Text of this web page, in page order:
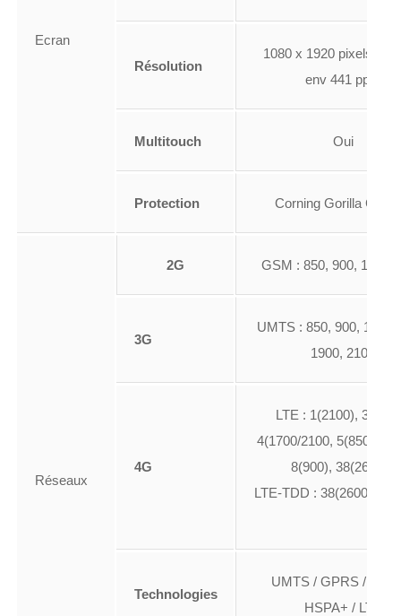
Ecran
Résolution
1080 x 1920 pixels
env 441 ppp)
Multitouch Oui
Protection Corning Gorilla
Réseaux
2G GSM : 850, 900, 1800,
3G
UMTS : 850, 900, 1700-
1900, 2100
4G
LTE : 1(2100),
4(1700/2100, 5(850),
8(900), 38(2600) ;
LTE-TDD : 38(2600),
Technologies
UMTS / GPRS /
HSPA+ / LTE